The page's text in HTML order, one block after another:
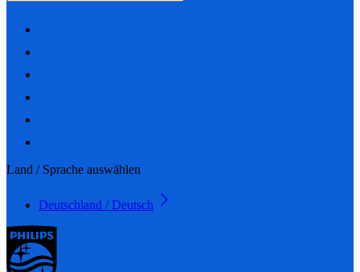
Land / Sprache auswählen
Deutschland / Deutsch